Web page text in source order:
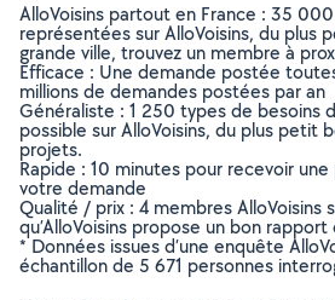
AlloVoisins partout en France : 35
représentées sur AlloVoisins, du plus
grande ville, trouvez un membre à
Efficace : Une demande postée
millions de demandes postées par an
Généraliste : 1 250 types de besoins
possible sur AlloVoisins, du plus petit
projets.
Rapide : 10 minutes pour recevoir
votre demande
Qualité / prix : 4 membres AlloVoisins
qu’AlloVoisins propose un bon
* Données issues d’une enquête
échantillon de 5 671 personnes